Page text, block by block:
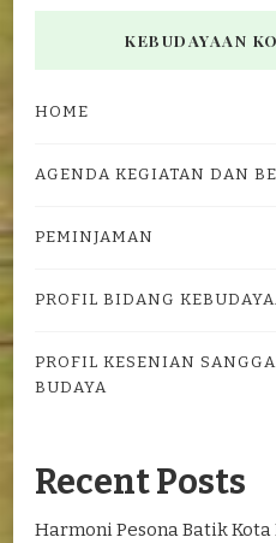
KEBUDAYAAN
HOME
AGENDA KEGIATAN DAN
PEMINJAMAN
PROFIL BIDANG
PROFIL KESENIAN
BUDAYA
Recent Posts
Harmoni Pesona Batik Kota